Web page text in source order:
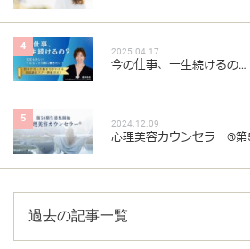
4 2025.04.17
今の仕事、一生続けるの…
5 2024.12.09
心理美容カウンセラー®︎第